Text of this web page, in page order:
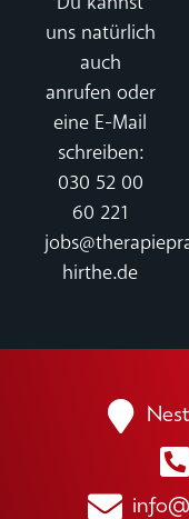
uns natürlich
auch
anrufen oder
eine E-Mail
schreiben:
030 52 00
60 221
hirthe.de